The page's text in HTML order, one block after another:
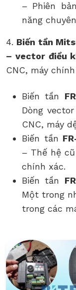
– Phiên
năng
4. Biến tần
– vector điều
CNC, máy
Biến tần
Dòng
CNC, máy
Biến tần
– Thế hệ
chính xác.
Biến tần
Một trong
trong các